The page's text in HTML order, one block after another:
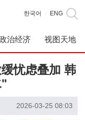
한국어 ENG
治经济 视图天地
忧虑叠加 韩
2026-03-25 08:03